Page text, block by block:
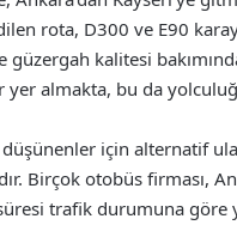
rota, D300 ve E90
kalitesi
almakta, bu da
düşünenler için alternatif
Birçok otobüs firması,
trafik durumuna göre